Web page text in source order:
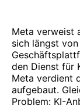
Meta verweist
sich längst
den Dienst für
Meta verdient
aufgebaut.
Problem: KI-